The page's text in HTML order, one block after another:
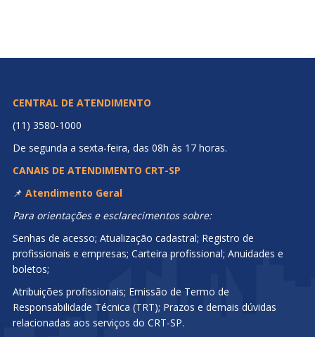
CENTRAL DE ATENDIMENTO
(11) 3580-1000
De segunda a sexta-feira, das 08h às 17 horas.
CANAIS DE ATENDIMENTO CRT-SP
📌 Atendimento Geral
Para orientações e esclarecimentos sobre:
Senhas de acesso; Atualização cadastral; Registro de
profissionais e empresas; Carteira profissional; Anuidades e
boletos;
Atribuições profissionais; Emissão de Termo de
Responsabilidade Técnica (TRT); Prazos e demais dúvidas
relacionadas aos serviços do CRT-SP.